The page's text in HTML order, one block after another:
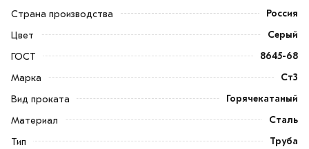
Страна производства
Россия
Цвет
Серый
ГОСТ
8645-68
Марка
Ст3
Вид проката
Горячекатаный
Материал
Сталь
Тип
Труба